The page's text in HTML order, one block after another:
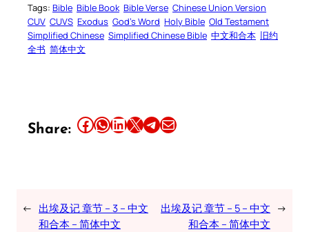
Tags: Bible Bible Book Bible Verse Chinese Union Version
CUV CUVS Exodus God’s Word Holy Bible Old Testament
Simplified Chinese Simplified Chinese Bible 中文和合本 旧约
全书 简体中文
Share: Share this article on Facebook Share this article on WhatsApp Share this article on LinkedIn Share this article on X Share this article on TelegramEmail this Article
← 出埃及记 章节 – 3 – 中文
和合本 – 简体中文
出埃及记 章节 – 5 – 中文
和合本 – 简体中文
→